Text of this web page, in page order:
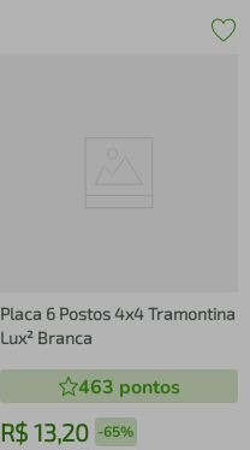
Placa 6 Postos 4x4 Tramontina
Lux² Branca
463 pontos
R$ 13,20 -65%